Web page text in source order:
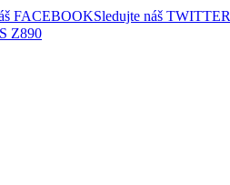
FACEBOOKSledujte náš TWITTER